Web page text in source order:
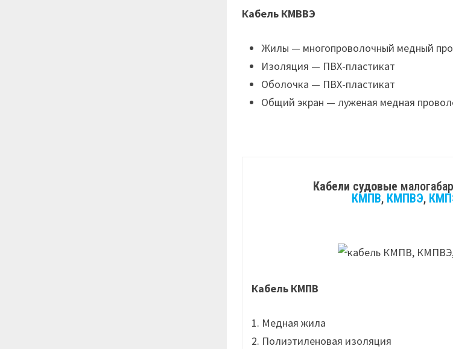
Кабель КМВВЭ
Жилы — многопроволочный медный
Изоляция — ПВХ-пластикат
Оболочка — ПВХ-пластикат
Общий экран — луженая медная
Кабели судовые
КМПВ, КМПВЭ,
Кабель КМПВ
1. Медная жила
2. Полиэтиленовая изоляция